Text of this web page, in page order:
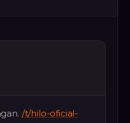
/t/hilo-oficial-